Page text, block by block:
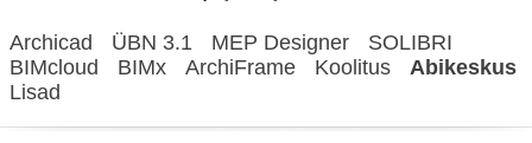
Archicad ÜBN 3.1 MEP Designer
SOLIBRI
BIMcloud
BIMx ArchiFrame Koolitus
Abikeskus
Lisad